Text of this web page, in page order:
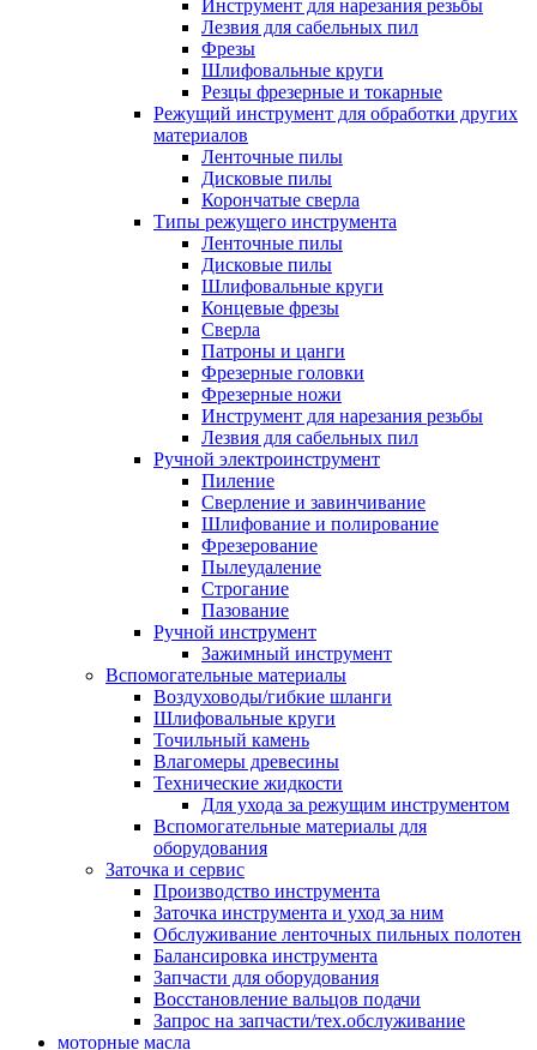
Инструмент для нарезания резьбы
Лезвия для сабельных пил
Фрезы
Шлифовальные круги
Резцы фрезерные и токарные
Режущий инструмент для обработки других
материалов
Ленточные пилы
Дисковые пилы
Корончатые сверла
Типы режущего инструмента
Ленточные пилы
Дисковые пилы
Шлифовальные круги
Концевые фрезы
Сверла
Патроны и цанги
Фрезерные головки
Фрезерные ножи
Инструмент для нарезания резьбы
Лезвия для сабельных пил
Ручной электроинструмент
Пиление
Сверление и завинчивание
Шлифование и полирование
Фрезерование
Пылеудаление
Строгание
Пазование
Ручной инструмент
Зажимный инструмент
Вспомогательные материалы
Воздуховоды/гибкие шланги
Шлифовальные круги
Точильный камень
Влагомеры древесины
Технические жидкости
Для ухода за режущим инструментом
Вспомогательные материалы для
оборудования
Заточка и сервис
Производство инструмента
Заточка инструмента и уход за ним
Обслуживание ленточных пильных полотен
Балансировка инструмента
Запчасти для оборудования
Восстановление вальцов подачи
Запрос на запчасти/тех.обслуживание
моторные масла